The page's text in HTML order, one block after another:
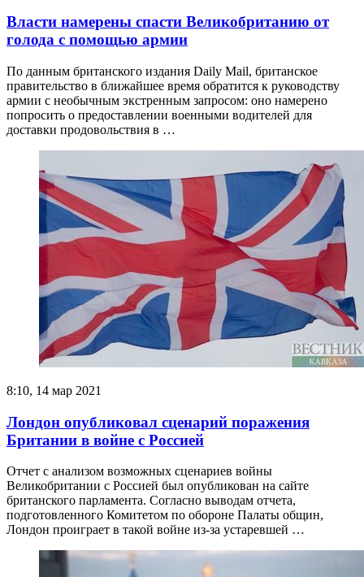
Власти намерены спасти Великобританию от
голода с помощью армии
По данным британского издания Daily Mail, британское
правительство в ближайшее время обратится к руководству
армии с необычным экстренным запросом: оно намерено
попросить о предоставлении военными водителей для
доставки продовольствия в …
8:10, 14 мар 2021
Лондон опубликовал сценарий поражения
Британии в войне с Россией
Отчет с анализом возможных сценариев войны
Великобритании с Россией был опубликован на сайте
британского парламента. Согласно выводам отчета,
подготовленного Комитетом по обороне Палаты общин,
Лондон проиграет в такой войне из-за устаревшей …